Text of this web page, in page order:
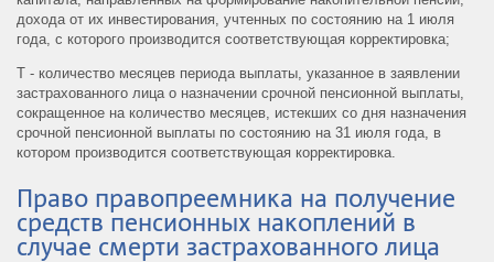
дохода от их инвестирования, учтенных по состоянию на 1 июля
года, с которого производится соответствующая корректировка;
Т - количество месяцев периода выплаты, указанное в заявлении
застрахованного лица о назначении срочной пенсионной выплаты,
сокращенное на количество месяцев, истекших со дня назначения
срочной пенсионной выплаты по состоянию на 31 июля года, в
котором производится соответствующая корректировка.
Право правопреемника на получение
средств пенсионных накоплений в
случае смерти застрахованного лица